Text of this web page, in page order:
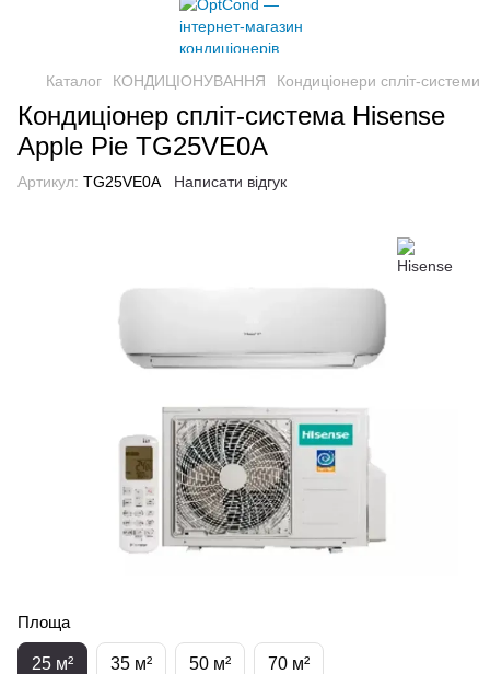
Каталог КОНДИЦІОНУВАННЯ Кондиціонери спліт-системи
Кондиціонер спліт-система Hisense
Apple Pie TG25VE0A
Артикул: TG25VE0A Написати відгук
Площа
25 м² 35 м² 50 м² 70 м²